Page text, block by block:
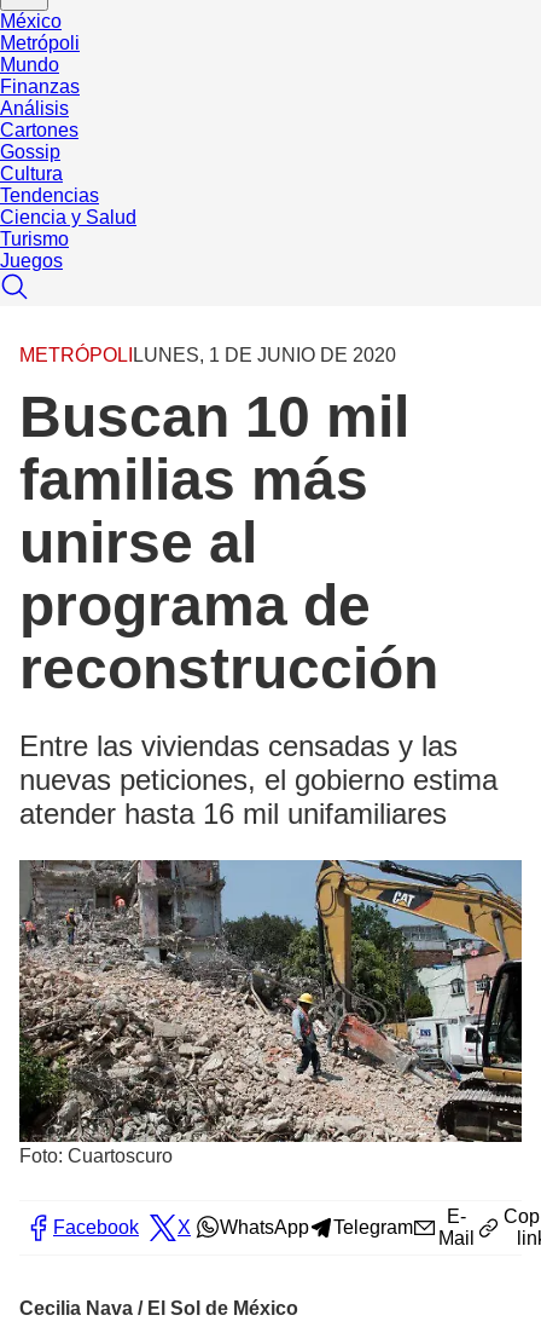
México
Metrópoli
Mundo
Finanzas
Análisis
Cartones
Gossip
Cultura
Tendencias
Ciencia y Salud
Turismo
Juegos
METRÓPOLI LUNES, 1 DE JUNIO DE 2020
Buscan 10 mil
familias más
unirse al
programa de
reconstrucción
Entre las viviendas censadas y las
nuevas peticiones, el gobierno estima
atender hasta 16 mil unifamiliares
Foto: Cuartoscuro
Facebook X WhatsApp Telegram
E-
Mail
Cecilia Nava / El Sol de México